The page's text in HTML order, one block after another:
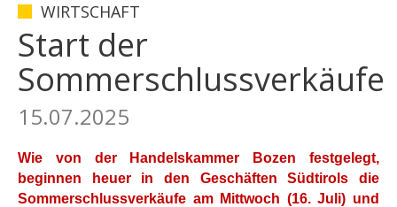
WIRTSCHAFT
Start der
Sommerschlussverkäufe
15.07.2025
Wie von der Handelskammer Bozen festgelegt,
beginnen heuer in den Geschäften Südtirols die
Sommerschlussverkäufe am Mittwoch (16. Juli) und